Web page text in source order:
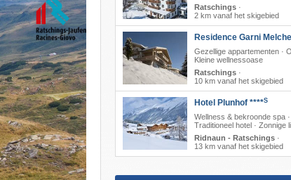
Ratschings·
2 km vanaf het skigebied
Residence Garni
Gezellige appartementen ·
Kleine wellnessoase
Ratschings·
10 km vanaf het skigebied
Hotel Plunhof ****S
Wellness & bekroonde spa ·
Traditioneel hotel · Zonnige
Ridnaun - Ratschings·
13 km vanaf het skigebied